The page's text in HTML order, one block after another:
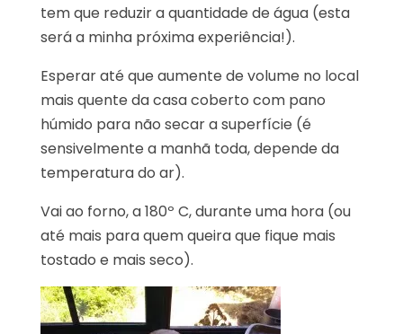
tem que reduzir a quantidade de água (esta
será a minha próxima experiência!).
Esperar até que aumente de volume no local
mais quente da casa coberto com pano
húmido para não secar a superfície (é
sensivelmente a manhã toda, depende da
temperatura do ar).
Vai ao forno, a 180º C, durante uma hora (ou
até mais para quem queira que fique mais
tostado e mais seco).